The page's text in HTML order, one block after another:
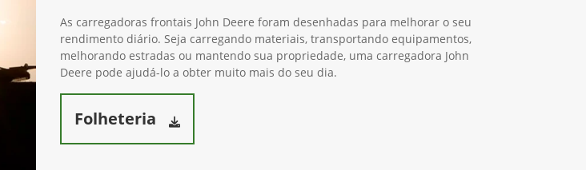
As carregadoras frontais John Deere foram desenhadas para melhorar o seu
rendimento diário. Seja carregando materiais, transportando equipamentos,
melhorando estradas ou mantendo sua propriedade, uma carregadora John
Deere pode ajudá-lo a obter muito mais do seu dia.
Folheteria